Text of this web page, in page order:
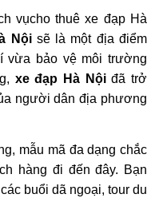
vụcho thuê xe đạp Hà
Nộisẽ là một địa điểm
vừa bảo vệ môi trường
xe đạp Hà Nộiđã trở
người dân địa phương
mẫu mã đa dạng chắc
hàng đi đến đây. Bạn
buổi dã ngoại, tour du